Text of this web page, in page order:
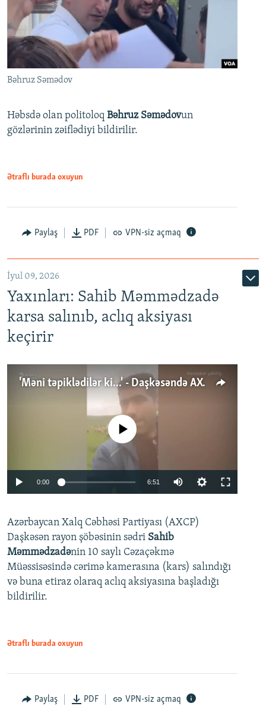
Bəhruz Səmədov
Həbsdə olan politoloq Bəhruz Səmədovun
gözlərinin zəiflədiyi bildirilir.
Ətraflı burada oxuyun
Paylaş PDF VPN-siz açmaq
İyul 09, 2026
Yaxınları: Sahib Məmmədzadə
karsa salınıb, aclıq aksiyası
keçirir
'Məni təpiklədilər ki...' - Daşkəsəndə AXCP fəalının yaxınları onun həbsinə etiraz edirlər
Auto 240p 360p
720p 1080p
No media source currently available
0:00 6:51
360p
720p
1080p
Azərbaycan Xalq Cəbhəsi Partiyası (AXCP)
Daşkəsən rayon şöbəsinin sədri Sahib
Məmmədzadənin 10 saylı Cəzaçəkmə
Müəssisəsində cərimə kamerasına (kars) salındığı
və buna etiraz olaraq aclıq aksiyasına başladığı
bildirilir.
Ətraflı burada oxuyun
Paylaş PDF VPN-siz açmaq